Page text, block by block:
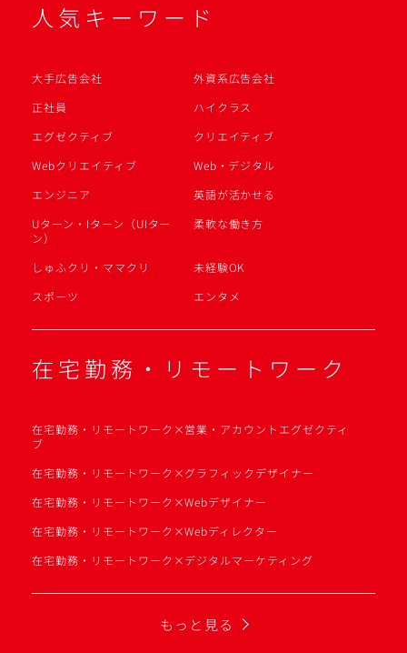
人気キーワード
大手広告会社
外資系広告会社
正社員
ハイクラス
エグゼクティブ
クリエイティブ
Webクリエイティブ
Web・デジタル
エンジニア
英語が活かせる
Uターン・Iターン（UIター
ン）
柔軟な働き方
しゅふクリ・ママクリ
未経験OK
スポーツ
エンタメ
在宅勤務・リモートワーク
在宅勤務・リモートワーク×営業・アカウントエグゼクティ
ブ
在宅勤務・リモートワーク×グラフィックデザイナー
在宅勤務・リモートワーク×Webデザイナー
在宅勤務・リモートワーク×Webディレクター
在宅勤務・リモートワーク×デジタルマーケティング
もっと見る